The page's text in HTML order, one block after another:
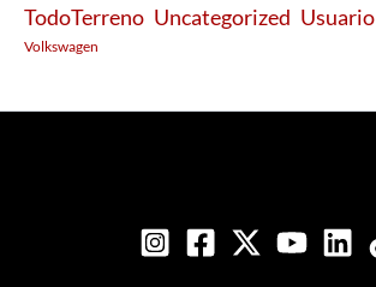
TodoTerreno Uncategorized Usuario
Volkswagen